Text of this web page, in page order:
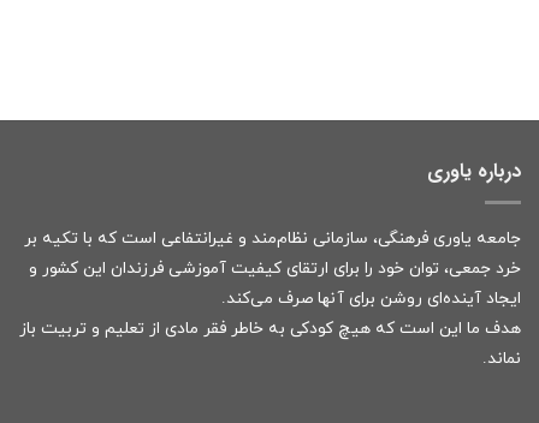
درباره یاوری
جامعه یاوری فرهنگی، سازمانی نظام‌مند و غیرانتفاعی است که با تکیه بر
خرد جمعی، توان خود را برای ارتقای کیفیت آموزشی فرزندان این کشور و
ایجاد آینده‌ای روشن برای آنها صرف می‌کند.
هدف ما این است که هیچ کودکی به خاطر فقر مادی از تعلیم و تربیت باز
نماند.